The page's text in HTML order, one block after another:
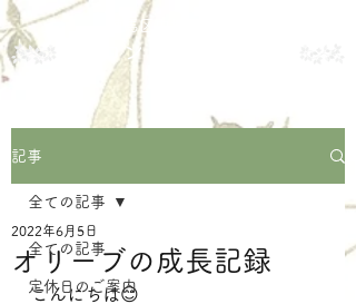
サロン・ド・メイク
練馬区中村の美容室
記事
全ての記事
定休日のご案内
全ての記事
オリーブの成長記録
2022年6月5日
こんにちは😊